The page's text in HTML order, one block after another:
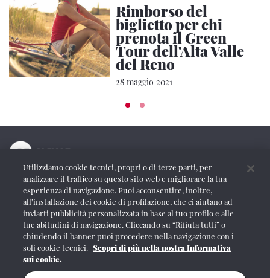
Rimborso del
biglietto per chi
prenota il Green
Tour dell'Alta Valle
del Reno
28 maggio 2021
La testata online del Gruppo FS Italiane
Social
Se vuoi contattarci o avere altre informazioni
Utilizziamo cookie tecnici, propri o di terze parti, per
analizzare il traffico su questo sito web e migliorare la tua
esperienza di navigazione. Puoi acconsentire, inoltre,
all’installazione dei cookie di profilazione, che ci aiutano ad
inviarti pubblicità personalizzata in base al tuo profilo e alle
tue abitudini di navigazione. Cliccando su “Rifiuta tutti” o
chiudendo il banner puoi procedere nella navigazione con i
soli cookie tecnici. Scopri di più nella nostra Informativa
sui cookie.